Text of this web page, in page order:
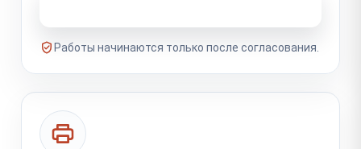
Работы начинаются только после согласования.